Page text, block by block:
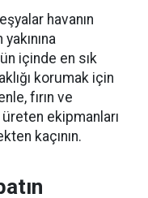
havanın
içinde en sık
korumak için
fırın ve
ekipmanları
kaçının.